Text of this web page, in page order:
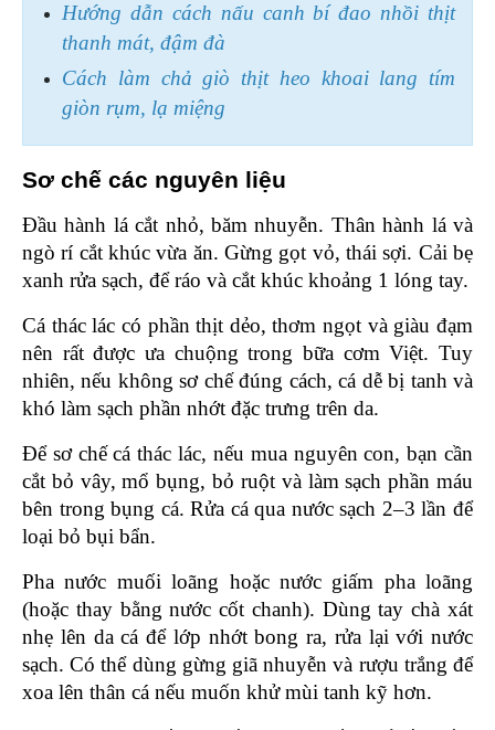
Hướng dẫn cách nấu canh bí đao nhồi thịt
thanh mát, đậm đà
Cách làm chả giò thịt heo khoai lang tím
giòn rụm, lạ miệng
Sơ chế các nguyên liệu
Đầu hành lá cắt nhỏ, băm nhuyễn. Thân hành lá và
ngò rí cắt khúc vừa ăn. Gừng gọt vỏ, thái sợi. Cải bẹ
xanh rửa sạch, để ráo và cắt khúc khoảng 1 lóng tay.
Cá thác lác có phần thịt dẻo, thơm ngọt và giàu đạm
nên rất được ưa chuộng trong bữa cơm Việt. Tuy
nhiên, nếu không sơ chế đúng cách, cá dễ bị tanh và
khó làm sạch phần nhớt đặc trưng trên da.
Để sơ chế cá thác lác, nếu mua nguyên con, bạn cần
cắt bỏ vây, mổ bụng, bỏ ruột và làm sạch phần máu
bên trong bụng cá. Rửa cá qua nước sạch 2–3 lần để
loại bỏ bụi bẩn.
Pha nước muối loãng hoặc nước giấm pha loãng
(hoặc thay bằng nước cốt chanh). Dùng tay chà xát
nhẹ lên da cá để lớp nhớt bong ra, rửa lại với nước
sạch. Có thể dùng gừng giã nhuyễn và rượu trắng để
xoa lên thân cá nếu muốn khử mùi tanh kỹ hơn.